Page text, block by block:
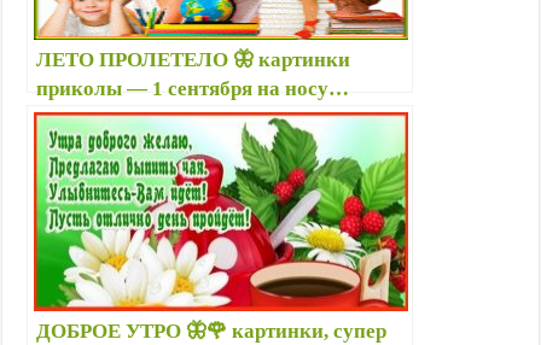
n
i
k
i
ЛЕТО ПРОЛЕТЕЛО 🦋 картинки
приколы — 1 сентября на носу…
открытки с Днем знаний, новым
учебным годом — Шуточные статусы
про школу
ДОБРОЕ УТРО 🦋🌹 картинки, супер